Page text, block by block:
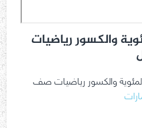
والكسور رياضيات
والكسور رياضيات صف